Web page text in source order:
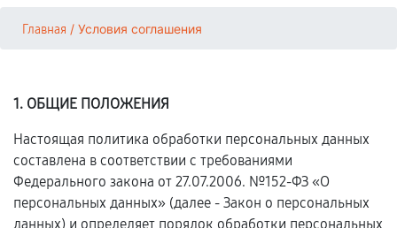
Главная / Условия соглашения
1. ОБЩИЕ ПОЛОЖЕНИЯ
Настоящая политика обработки персональных данных
составлена в соответствии с требованиями
Федерального закона от 27.07.2006. №152-ФЗ «О
персональных данных» (далее - Закон о персональных
данных) и определяет порядок обработки персональных